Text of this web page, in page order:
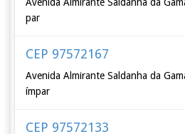
par
CEP 97572167
Avenida Almirante Saldanha da
ímpar
CEP 97572133